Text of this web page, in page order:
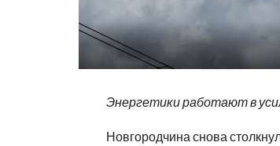
Энергетики работают в
Новгородчина снова